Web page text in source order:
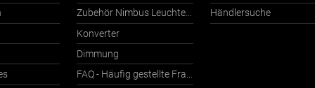
Zubehör Nimbus Leuchten mit Häfele Connect
Konverter
Dimmung
FAQ - Häufig gestellte Fragen
Händlersuche